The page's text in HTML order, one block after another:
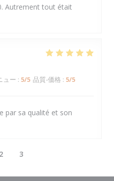
Autrement tout était
ュー : 5/5 品質-価格 : 5/5
par sa qualité et son
2 3